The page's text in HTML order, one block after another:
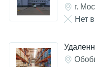
г.
Нет